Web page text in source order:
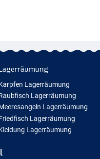
Lagerräumung
Lagerräumung
Lagerräumung
Lagerräumung
Lagerräumung